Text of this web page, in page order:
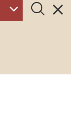
Cerca